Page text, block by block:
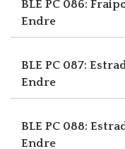
BLE PC 086:
Endre
BLE PC 087:
Endre
BLE PC 088:
Endre